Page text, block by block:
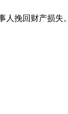
挽回财产损失。